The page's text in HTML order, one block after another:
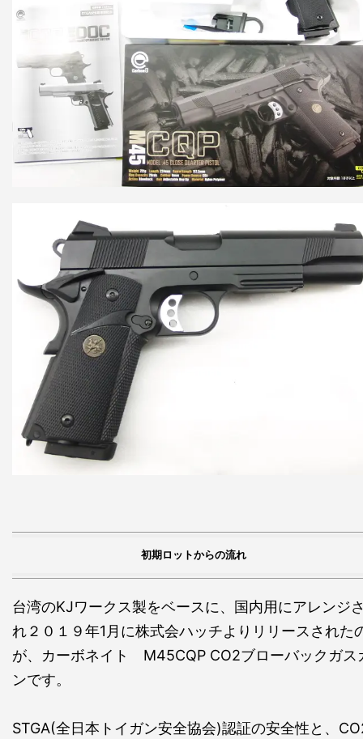
初期ロットからの流れ
台湾のKJワークス製をベースに、国内用にアレンジ
れ２０１９年1月に株式会ハッチよりリリースされた
が、カーボネイト M45CQP CO2ブローバックガス
ンです。
STGA(全日本トイガン安全協会)認証の安全性と、